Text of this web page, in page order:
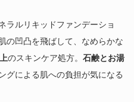
ラルリキッドファンデーショ
の凹凸を飛ばして、なめらかな
のスキンケア処方。 石鹸とお湯
グによる肌への負担が気になる